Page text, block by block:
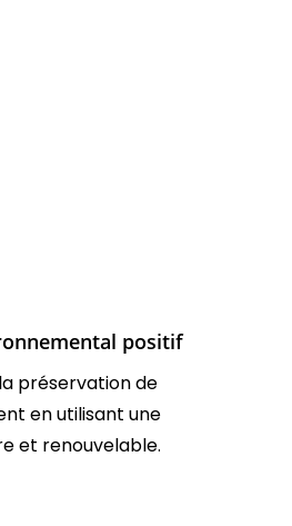
positif
préservation de
en utilisant une
et renouvelable.